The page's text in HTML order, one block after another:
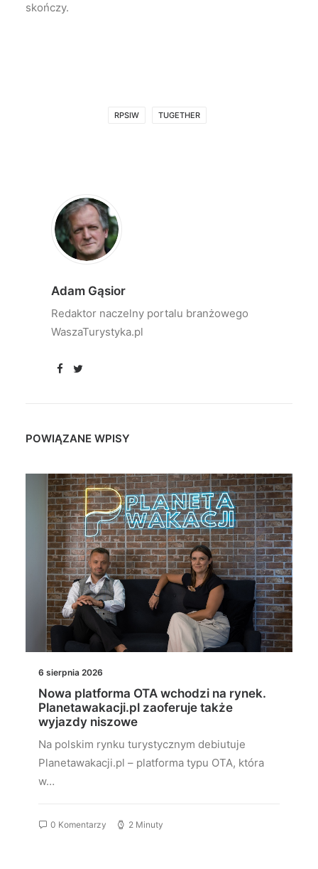
skończy.
RPSIW TUGETHER
Adam Gąsior
Redaktor naczelny portalu branżowego
WaszaTurystyka.pl
POWIĄZANE WPISY
6 sierpnia 2026
Nowa platforma OTA wchodzi na rynek.
Planetawakacji.pl zaoferuje także
wyjazdy niszowe
Na polskim rynku turystycznym debiutuje
Planetawakacji.pl – platforma typu OTA, która
w…
0 Komentarzy 2 Minuty